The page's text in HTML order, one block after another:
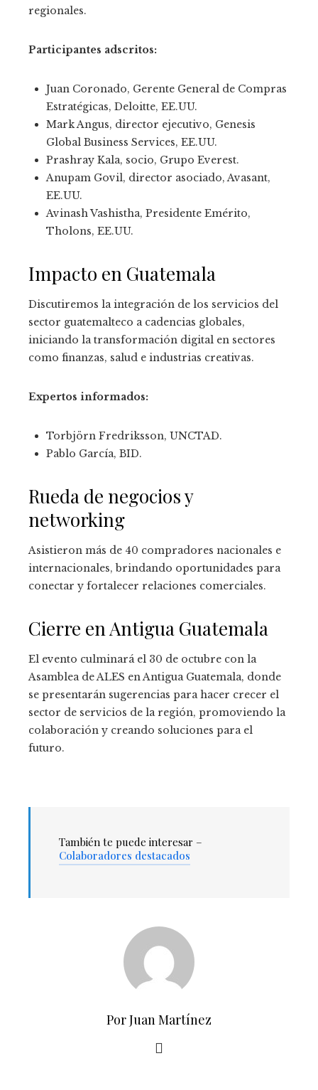
regionales.
Participantes adscritos:
Juan Coronado, Gerente General de Compras
Estratégicas, Deloitte, EE.UU.
Mark Angus, director ejecutivo, Genesis
Global Business Services, EE.UU.
Prashray Kala, socio, Grupo Everest.
Anupam Govil, director asociado, Avasant,
EE.UU.
Avinash Vashistha, Presidente Emérito,
Tholons, EE.UU.
Impacto en Guatemala
Discutiremos la integración de los servicios del
sector guatemalteco a cadencias globales,
iniciando la transformación digital en sectores
como finanzas, salud e industrias creativas.
Expertos informados:
Torbjörn Fredriksson, UNCTAD.
Pablo García, BID.
Rueda de negocios y
networking
Asistieron más de 40 compradores nacionales e
internacionales, brindando oportunidades para
conectar y fortalecer relaciones comerciales.
Cierre en Antigua Guatemala
El evento culminará el 30 de octubre con la
Asamblea de ALES en Antigua Guatemala, donde
se presentarán sugerencias para hacer crecer el
sector de servicios de la región, promoviendo la
colaboración y creando soluciones para el
futuro.
También te puede interesar –
Colaboradores destacados
Por Juan Martínez